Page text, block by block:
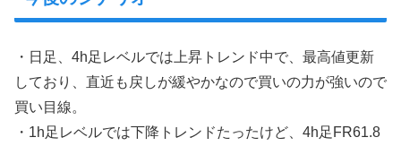
・日足、4h足レベルでは上昇トレンド中で、最高値更新
しており、直近も戻しが緩やかなので買いの力が強いので
買い目線。
・1h足レベルでは下降トレンドたったけど、4h足FR61.8